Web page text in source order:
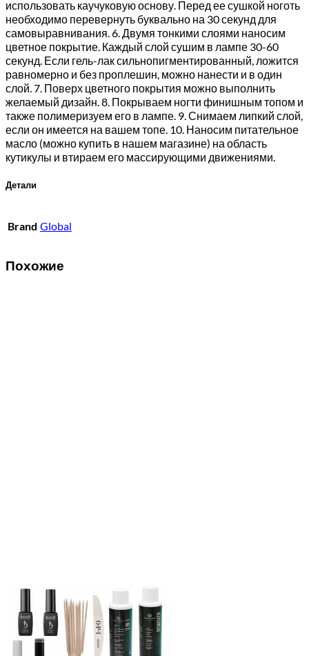
использовать каучуковую основу. Перед ее сушкой ноготь
необходимо перевернуть буквально на 30 секунд для
самовыравнивания. 6. Двумя тонкими слоями наносим
цветное покрытие. Каждый слой сушим в лампе 30-60
секунд. Если гель-лак сильнопигментированный, ложится
равномерно и без проплешин, можно нанести и в один
слой. 7. Поверх цветного покрытия можно выполнить
желаемый дизайн. 8. Покрываем ногти финишным топом и
также полимеризуем его в лампе. 9. Снимаем липкий слой,
если он имеется на вашем топе. 10. Наносим питательное
масло (можно купить в нашем магазине) на область
кутикулы и втираем его массирующими движениями.
Детали
Brand Global
Похожие